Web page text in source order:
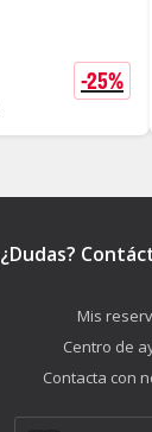
-25%
¿Dudas?
Mis
Centro de
Contacta con